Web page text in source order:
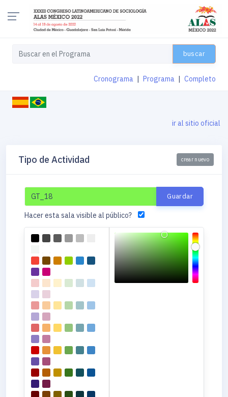
buscar
Cronograma Programa Completo
ir al sitio oficial
Tipo de Actividad crear nuevo
Hacer esta sala visible al público?